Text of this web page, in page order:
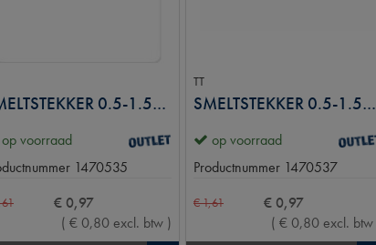
SMELTSTEKKER 0.5-1.5MM2
op voorraad
1470535
61 € 0,97
( € 0,80 excl. btw )
TT
SMELTSTEKKER 0.5-1.5MM2
op voorraad
Productnummer 1470537
€1,61 € 0,97
( € 0,80 excl. btw